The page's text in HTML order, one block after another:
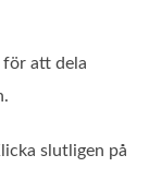
för att dela
slutligen på